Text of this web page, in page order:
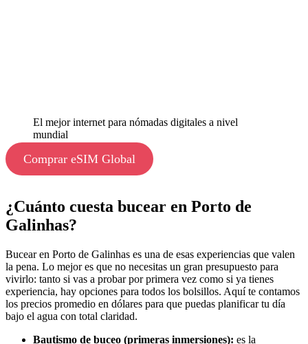
El mejor internet para nómadas digitales a nivel
mundial
Comprar eSIM Global
¿Cuánto cuesta bucear en Porto de
Galinhas?
Bucear en Porto de Galinhas es una de esas experiencias que valen
la pena. Lo mejor es que no necesitas un gran presupuesto para
vivirlo: tanto si vas a probar por primera vez como si ya tienes
experiencia, hay opciones para todos los bolsillos. Aquí te contamos
los precios promedio en dólares para que puedas planificar tu día
bajo el agua con total claridad.
Bautismo de buceo (primeras inmersiones): es la